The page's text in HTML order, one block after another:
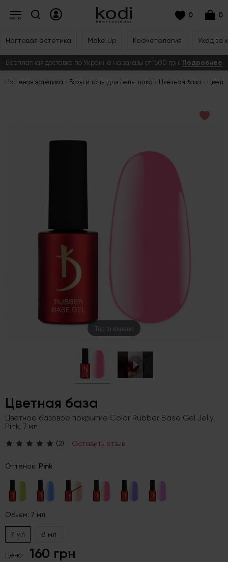
0 0
Ногтевая эстетика Make Up Косметология Уход за
Бесплатная доставка по Украине на заказы от 1500 грн. Подробнее
Ногтевая эстетика Базы и топы для гель-лака Цветная база
Tap to expand
Цветная база
Цветное базовое покрытие Color Rubber Base Gel Jelly,
Pink, 7 мл
(2) Оставить отзыв
Оттенок: Pink
Обьем: 7 мл
7 мл 8 мл
Цена: 160 грн